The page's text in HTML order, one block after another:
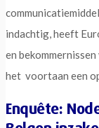
indachtig, heeft
en
het voortaan een
Enquête: